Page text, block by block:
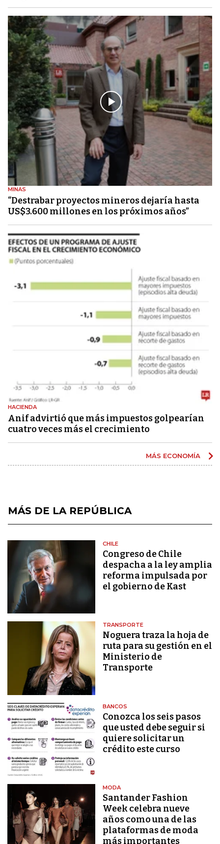
MINAS
“Destrabar proyectos mineros dejaría hasta
US$3.600 millones en los próximos años”
HACIENDA
Anif advirtió que más impuestos golpearían
cuatro veces más el crecimiento
MÁS ECONOMÍA
MÁS DE LA REPÚBLICA
CHILE
Congreso de Chile
despacha a la ley amplia
reforma impulsada por
el gobierno de Kast
TRANSPORTE
Noguera traza la hoja de
ruta para su gestión en el
Ministerio de
Transporte
BANCOS
Conozca los seis pasos
que usted debe seguir si
quiere solicitar un
crédito este curso
MODA
Santander Fashion
Week celebra nueve
años como una de las
plataformas de moda
más importantes